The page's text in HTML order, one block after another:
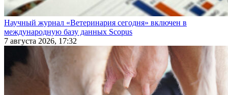
Научный журнал «Ветеринария сегодня» включен в
международную базу данных Scopus
7 августа 2026, 17:32